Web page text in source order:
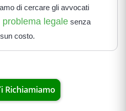
di cercare gli avvocati
problema legale senza
costo.
Richiamiamo